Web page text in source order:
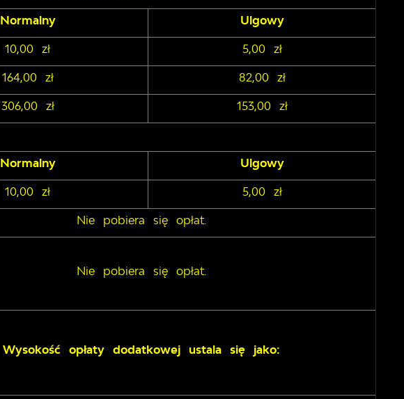
Normalny Ulgowy
10,00 zł 5,00 zł
164,00 zł 82,00 zł
306,00 zł 153,00 zł
Normalny Ulgowy
10,00 zł 5,00 zł
Nie pobiera się opłat.
Nie pobiera się opłat.
Wysokość opłaty dodatkowej ustala się jako: